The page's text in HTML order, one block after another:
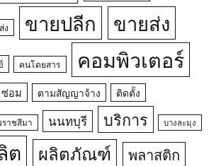
ง ขายปลีก ขายส่ง
คนโดยสาร คอมพิวเตอร์
ซ่อม ตามสัญญาจ้าง ติดตั้ง
าชสีมา นนทบุรี บริการ บางละมุง
ต ผลิตภัณฑ์ พลาสติก